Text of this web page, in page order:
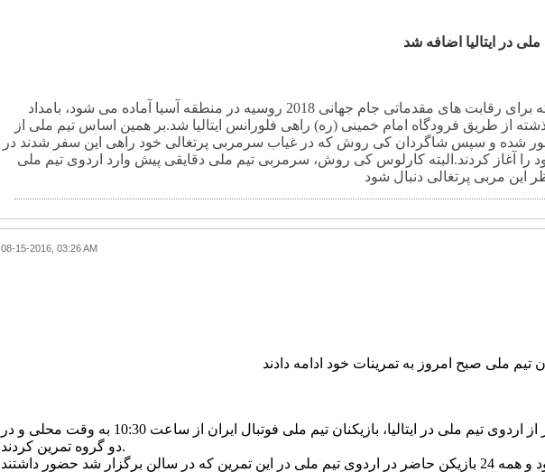
به گزارش خبرگزاری فارس، تیم ملی فوتبال ایران که برای رقابت های مقدماتی جام جهانی 2018 روسیه در منطقه آسیا آماده می شود، بامداد
از طریق فرودگاه امام خمینی (ره) راهی فلورانس ایتالیا شد.بر همین اساس تیم ملی از
کشور شده و سپس شاگردان کی روش که در غیاب سرمربی پرتغالی خود راهی این سفر شدند در
را آغاز کردند. البته کارلوس کی روش، سرمربی تیم ملی دقایقی پیش وارد اردوی تیم ملی
08-15-2016, 03:26 AM
به گزارش سایت فدراسیون فوتبال، در سومین روز از اردوی تیم ملی در ایتالیا، بازیکنان تیم ملی فوتبال ایران از ساعت 10:30 به وقت محلی و در
دو گروه تمرین کردند.